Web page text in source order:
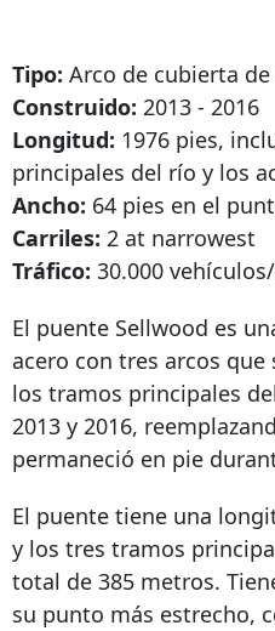
Tipo: Arco de cubierta de
Construido: 2013 - 2016
Longitud: 1976 pies,
principales del río y los
Ancho: 64 pies en el
Carriles: 2 at narrowest
Tráfico: 30.000
El puente Sellwood es
acero con tres arcos
los tramos principales
2013 y 2016,
permaneció en pie
El puente tiene una
y los tres tramos
total de 385 metros.
su punto más estrecho,